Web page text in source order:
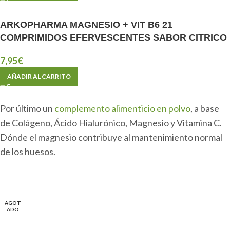
ARKOPHARMA MAGNESIO + VIT B6 21
COMPRIMIDOS EFERVESCENTES SABOR CITRICO
7,95€
AÑADIR AL CARRITO
Por último un complemento alimenticio en polvo, a base
de Colágeno, Ácido Hialurónico, Magnesio y Vitamina C.
Dónde el magnesio contribuye al mantenimiento normal
de los huesos.
AGOT
ADO